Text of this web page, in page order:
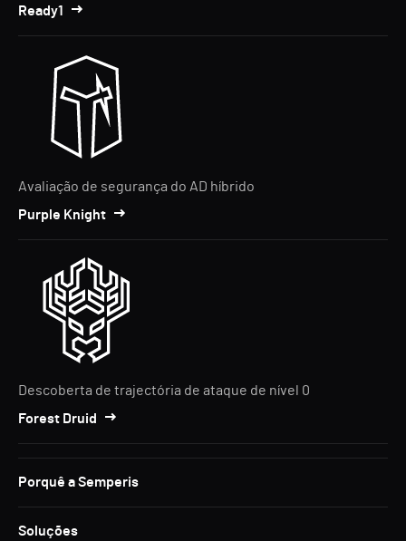
Ready1
Avaliação de segurança do AD híbrido
Purple Knight
Descoberta de trajectória de ataque de nível 0
Forest Druid
Porquê a Semperis
Soluções